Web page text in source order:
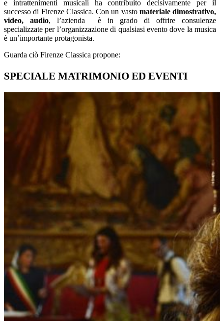
e intrattenimenti musicali ha contribuito decisivamente per il
successo di Firenze Classica. Con un vasto materiale dimostrativo,
video, audio, l’azienda è in grado di offrire consulenze
specializzate per l’organizzazione di qualsiasi evento dove la musica
è un’importante protagonista.
Guarda ciò Firenze Classica propone:
SPECIALE MATRIMONIO ED EVENTI